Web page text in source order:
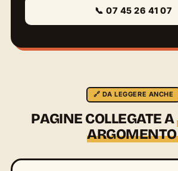
📞 07 45 26 41 07
🔗 DA LEGGERE ANCHE
PAGINE COLLEGATE A
ARGOMENTO